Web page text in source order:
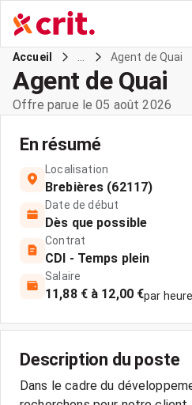
Accueil Agent de Quai
Agent de Quai
Offre parue le 05 août 2026
En résumé
Localisation
Brebières (62117)
Date de début
Dès que possible
Contrat
CDI - Temps plein
Salaire
11,88 € à 12,00 €par heure
Description du poste
Dans le cadre du